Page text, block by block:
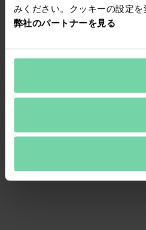
みください。クッキーの設定
弊社のパートナーを見る